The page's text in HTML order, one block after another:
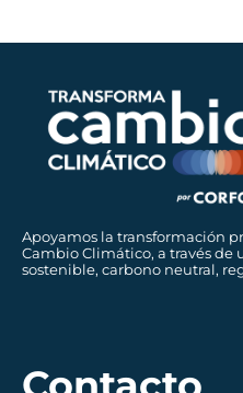
Apoyamos la transformación
Cambio Climático, a través de
sostenible, carbono neutral,